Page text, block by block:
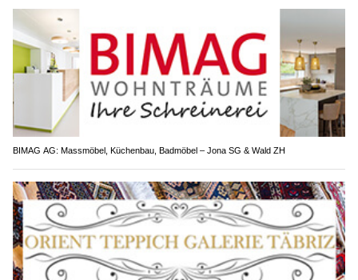
BIMAG AG: Massmöbel, Küchenbau, Badmöbel – Jona SG & Wald ZH